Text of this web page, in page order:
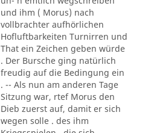
und ihm ( Morus) nach
vollbrachter aufhörlichen
Hofluftbarkeiten Turnirren und
That ein Zeichen geben würde
. Der Bursche ging natürlich
freudig auf die Bedingung ein
. -- Als nun am anderen Tage
Sitzung war, rtef Morus den
Dieb zuerst auf, damit er sich
wegen solle . des ihm